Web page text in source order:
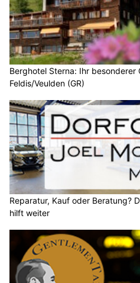
Berghotel Sterna: Ihr
Feldis/Veulden (GR)
Reparatur, Kauf oder Beratung?
hilft weiter